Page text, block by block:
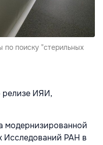
по поиску "стерильных
релизе ИЯИ,
модернизированной
Исследований РАН в